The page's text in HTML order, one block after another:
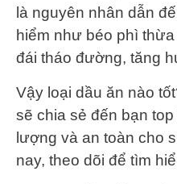
là nguyên nhân dẫn
hiểm như béo phì
đái tháo đường, tăng
Vậy loại dầu ăn nào
sẽ chia sẻ đến bạn
lượng và an toàn cho
nay, theo dõi để tìm